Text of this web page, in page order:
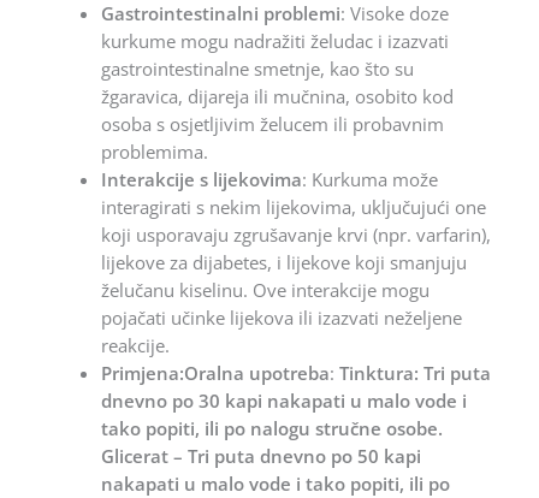
Gastrointestinalni problemi: Visoke doze
kurkume mogu nadražiti želudac i izazvati
gastrointestinalne smetnje, kao što su
žgaravica, dijareja ili mučnina, osobito kod
osoba s osjetljivim želucem ili probavnim
problemima.
Interakcije s lijekovima: Kurkuma može
interagirati s nekim lijekovima, uključujući one
koji usporavaju zgrušavanje krvi (npr. varfarin),
lijekove za dijabetes, i lijekove koji smanjuju
želučanu kiselinu. Ove interakcije mogu
pojačati učinke lijekova ili izazvati neželjene
reakcije.
Primjena:Oralna upotreba: Tinktura: Tri puta
dnevno po 30 kapi nakapati u malo vode i
tako popiti, ili po nalogu stručne osobe.
Glicerat – Tri puta dnevno po 50 kapi
nakapati u malo vode i tako popiti, ili po